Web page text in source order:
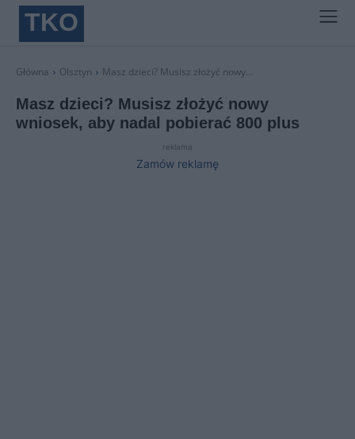
TKO
Główna Olsztyn Masz dzieci? Musisz złożyć nowy...
Masz dzieci? Musisz złożyć nowy
wniosek, aby nadal pobierać 800 plus
reklama
Zamów reklamę